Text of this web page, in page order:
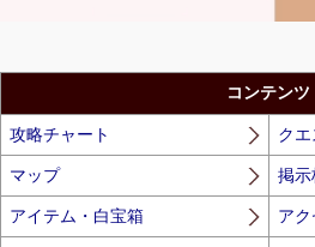
コンテンツ
攻略チャート クエ
マップ 掲示
アイテム・白宝箱 ア